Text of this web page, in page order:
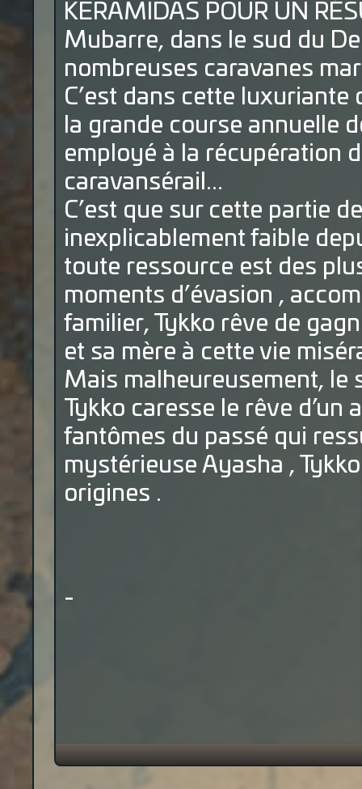
KERAMIDAS POUR UN
Mubarre, dans le sud du
nombreuses caravanes
C’est dans cette
la grande course annuelle
employé à la récupération
caravansérail...
C’est que sur cette partie
inexplicablement faible
toute ressource est des
moments d’évasion ,
familier, Tykko rêve de
et sa mère à cette vie
Mais malheureusement, le
Tykko caresse le rêve
fantômes du passé qui
mystérieuse Ayasha ,
origines .
-